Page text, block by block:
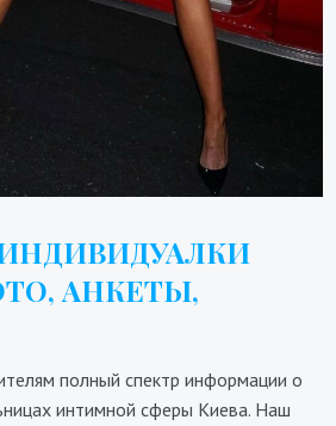
АНКЕТЫ,
полный спектр информации о
интимной сферы Киева. Наш